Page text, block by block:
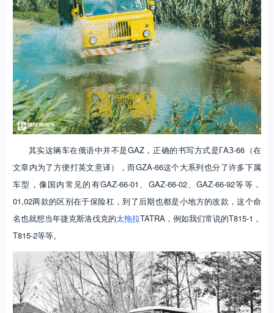
其实这辆车在俄语中并不是GAZ，正确的书写方式是ГAЗ-66（在
文章内为了方便打英文意译），而GZA-66这个大系列也分了许多下属
车型，像国内常见的有GAZ-66-01、GAZ-66-02、GAZ-66-92等等，
01,02两款的区别在于保险杠，到了后期也都是小地方的改款，这个命
名也就想当年捷克斯洛伐克的太拖拉TATRA，例如我们常说的T815-1，
T815-2等等。